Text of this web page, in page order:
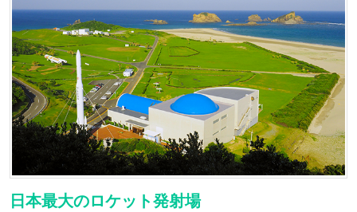
日本最大のロケット発射場